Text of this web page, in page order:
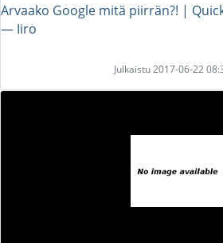
Arvaako Google mitä piirrän?! |
― Iiro
Julkaistu 2017-06-22